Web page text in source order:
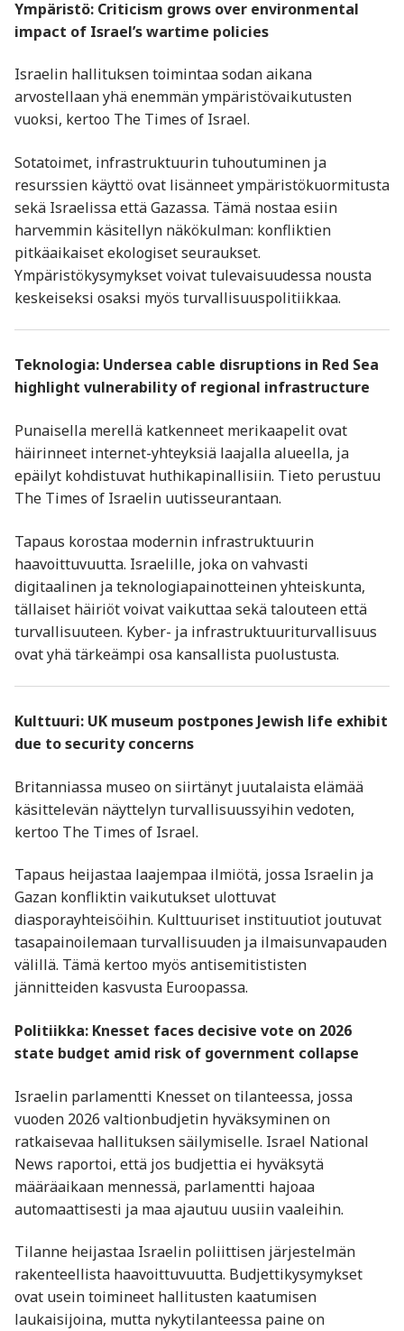
Ympäristö: Criticism grows over environmental
impact of Israel’s wartime policies
Israelin hallituksen toimintaa sodan aikana
arvostellaan yhä enemmän ympäristövaikutusten
vuoksi, kertoo The Times of Israel.
Sotatoimet, infrastruktuurin tuhoutuminen ja
resurssien käyttö ovat lisänneet ympäristökuormitusta
sekä Israelissa että Gazassa. Tämä nostaa esiin
harvemmin käsitellyn näkökulman: konfliktien
pitkäaikaiset ekologiset seuraukset.
Ympäristökysymykset voivat tulevaisuudessa nousta
keskeiseksi osaksi myös turvallisuuspolitiikkaa.
Teknologia: Undersea cable disruptions in Red Sea
highlight vulnerability of regional infrastructure
Punaisella merellä katkenneet merikaapelit ovat
häirinneet internet-yhteyksiä laajalla alueella, ja
epäilyt kohdistuvat huthikapinallisiin. Tieto perustuu
The Times of Israelin uutisseurantaan.
Tapaus korostaa modernin infrastruktuurin
haavoittuvuutta. Israelille, joka on vahvasti
digitaalinen ja teknologiapainotteinen yhteiskunta,
tällaiset häiriöt voivat vaikuttaa sekä talouteen että
turvallisuuteen. Kyber- ja infrastruktuuriturvallisuus
ovat yhä tärkeämpi osa kansallista puolustusta.
Kulttuuri: UK museum postpones Jewish life exhibit
due to security concerns
Britanniassa museo on siirtänyt juutalaista elämää
käsittelevän näyttelyn turvallisuussyihin vedoten,
kertoo The Times of Israel.
Tapaus heijastaa laajempaa ilmiötä, jossa Israelin ja
Gazan konfliktin vaikutukset ulottuvat
diasporayhteisöihin. Kulttuuriset instituutiot joutuvat
tasapainoilemaan turvallisuuden ja ilmaisunvapauden
välillä. Tämä kertoo myös antisemitististen
jännitteiden kasvusta Euroopassa.
Politiikka: Knesset faces decisive vote on 2026
state budget amid risk of government collapse
Israelin parlamentti Knesset on tilanteessa, jossa
vuoden 2026 valtionbudjetin hyväksyminen on
ratkaisevaa hallituksen säilymiselle. Israel National
News raportoi, että jos budjettia ei hyväksytä
määräaikaan mennessä, parlamentti hajoaa
automaattisesti ja maa ajautuu uusiin vaaleihin.
Tilanne heijastaa Israelin poliittisen järjestelmän
rakenteellista haavoittuvuutta. Budjettikysymykset
ovat usein toimineet hallitusten kaatumisen
laukaisijoina, mutta nykytilanteessa paine on